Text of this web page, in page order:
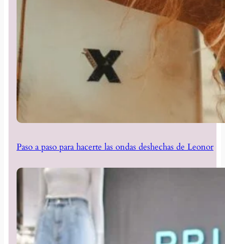
Paso a paso para hacerte las ondas deshechas de Leonor